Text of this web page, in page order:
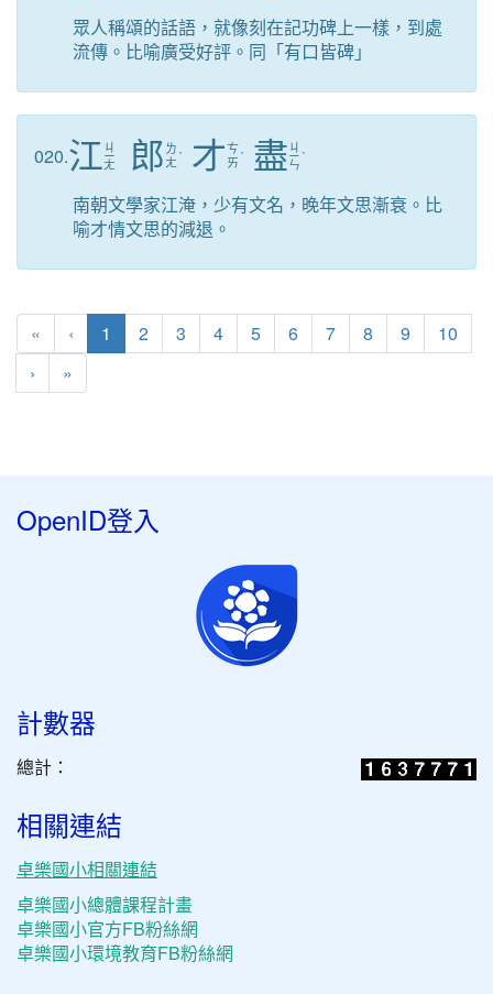
眾人稱頌的話語，就像刻在記功碑上一樣，到處
流傳。比喻廣受好評。同「有口皆碑」
020.江 ㄐ
ㄧ
ㄤ 郎 ㄌ
ㄤ ˊ 才ㄘ
ㄞ ˊ 盡 ㄐ
ㄧ
ㄣ
ˋ
南朝文學家江淹，少有文名，晚年文思漸衰。比
喻才情文思的減退。
« ‹ 1 (目前頁次)
2 3 4 5 6 7 8 9
10
› 下一頁
»
OpenID登入
計數器
總計：
相關連結
卓樂國小相關連結
卓樂國小總體課程計畫
卓樂國小官方FB粉絲網
卓樂國小環境教育FB粉絲網